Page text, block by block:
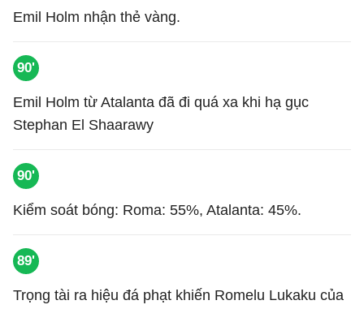
Emil Holm nhận thẻ vàng.
90'
Emil Holm từ Atalanta đã đi quá xa khi hạ gục
Stephan El Shaarawy
90'
Kiểm soát bóng: Roma: 55%, Atalanta: 45%.
89'
Trọng tài ra hiệu đá phạt khiến Romelu Lukaku của